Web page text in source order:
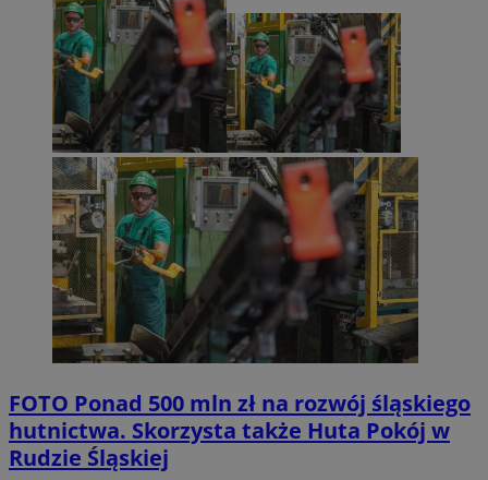
FOTO Ponad 500 mln zł na rozwój śląskiego
hutnictwa. Skorzysta także Huta Pokój w
Rudzie Śląskiej